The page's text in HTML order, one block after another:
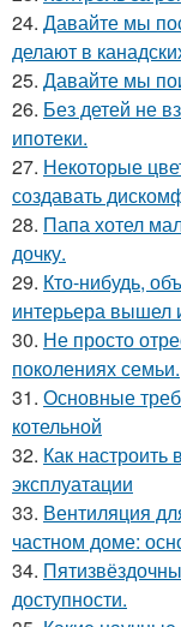
24. Давайте мы
делают в
25. Давайте мы
26. Без детей не
ипотеки.
27. Некоторые
создавать
28. Папа хотел
дочку.
29. Кто-нибудь,
интерьера вышел
30. Не просто
поколениях семьи.
31. Основные
котельной
32. Как настроить
эксплуатации
33. Вентиляция
частном доме:
34.
доступности.